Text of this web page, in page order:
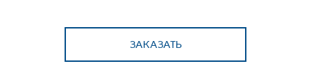
ЗАКАЗАТЬ